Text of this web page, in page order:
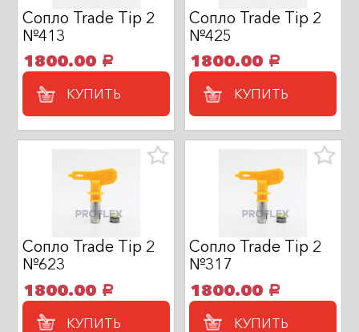
Сопло Trade Tip 2
№413
1800.00 a
КУПИТЬ
Сопло Trade Tip 2
№425
1800.00 a
КУПИТЬ
Сопло Trade Tip 2
№623
1800.00 a
КУПИТЬ
Сопло Trade Tip 2
№317
1800.00 a
КУПИТЬ